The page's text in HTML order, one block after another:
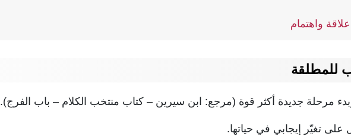
واهتمام
للمطلقة
مرحلة جديدة أكثر قوة (مرجع: ابن سيرين – كتاب منتخب الكلام – باب الفرج).
على تغيّر إيجابي في حياتها.